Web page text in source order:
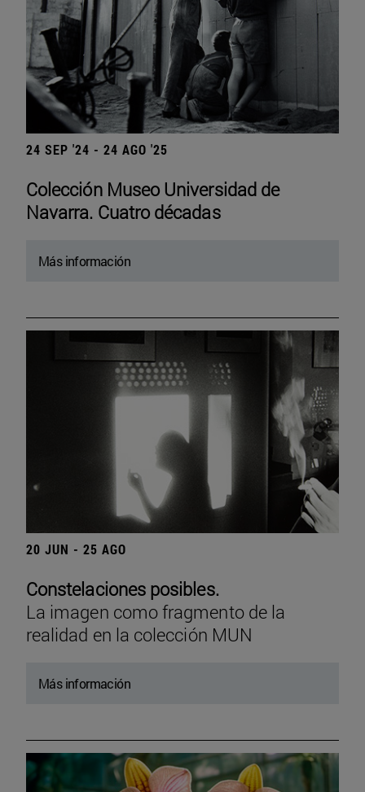
24 SEP '24 - 24 AGO '25
Colección Museo Universidad de
Navarra. Cuatro décadas
Más información
20 JUN - 25 AGO
Constelaciones posibles.
La imagen como fragmento de la
realidad en la colección MUN
Más información